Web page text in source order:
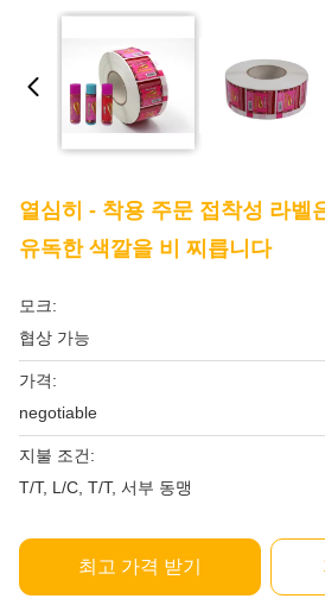
열심히 - 착용 주문 접착성 라벨
유독한 색깔을 비 찌릅니다
모크:
협상 가능
가격:
negotiable
지불 조건:
T/T, L/C, T/T, 서부 동맹
최고 가격 받기